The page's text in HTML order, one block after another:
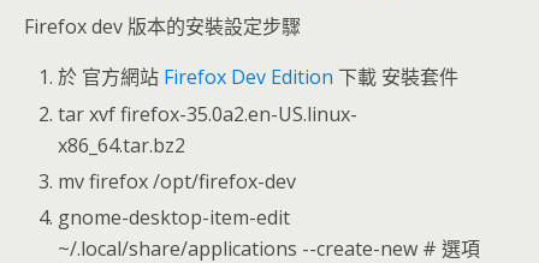
Firefox dev 版本的安裝設定步驟
於 官方網站 Firefox Dev Edition 下載 安裝套件
tar xvf firefox-35.0a2.en-US.linux-
x86_64.tar.bz2
mv firefox /opt/firefox-dev
gnome-desktop-item-edit
~/.local/share/applications --create-new # 選項